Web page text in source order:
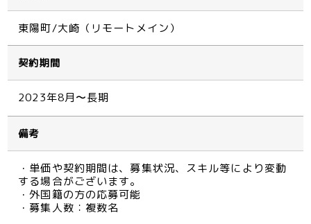
東陽町/大崎（リモートメイン）
契約期間
2023年8月〜長期
備考
・単価や契約期間は、募集状況、スキル等により変動
する場合がございます。
・外国籍の方の応募可能
・募集人数：複数名